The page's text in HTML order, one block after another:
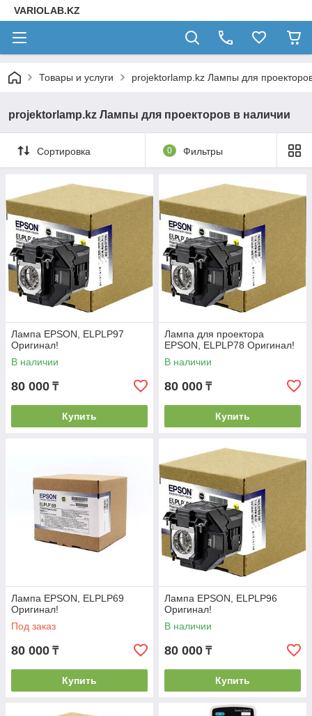
VARIOLAB.KZ
Товары и услуги projektorlamp.kz Лампы для
projektorlamp.kz Лампы для проекторов в наличии
Сортировка 0 Фильтры
Лампа EPSON, ELPLP97
Оригинал!
В наличии
80 000 ₸
Купить
Лампа для проектора
EPSON, ELPLP78 Оригинал!
В наличии
80 000 ₸
Купить
Лампа EPSON, ELPLP69
Оригинал!
Под заказ
80 000 ₸
Купить
Лампа EPSON, ELPLP96
Оригинал!
В наличии
80 000 ₸
Купить